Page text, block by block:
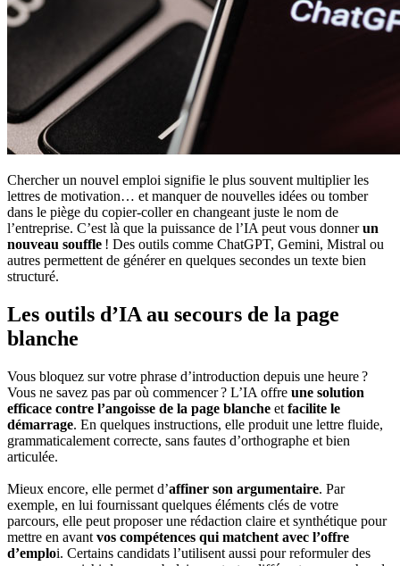
Chercher un nouvel emploi signifie le plus souvent multiplier les
lettres de motivation… et manquer de nouvelles idées ou tomber
dans le piège du copier-coller en changeant juste le nom de
l’entreprise. C’est là que la puissance de l’IA peut vous donnerun
nouveau souffle ! Des outils comme ChatGPT, Gemini, Mistral ou
autres permettent de générer en quelques secondes un texte bien
structuré.
Les outils d’IA au secours de la page
blanche
Vous bloquez sur votre phrase d’introduction depuis une heure ?
Vous ne savez pas par où commencer ? L’IA offre une solution
efficace contre l’angoisse de la page blanche et facilite le
démarrage. En quelques instructions, elle produit une lettre fluide,
grammaticalement correcte, sans fautes d’orthographe et bien
articulée.
Mieux encore, elle permet d’affiner son argumentaire. Par
exemple, en lui fournissant quelques éléments clés de votre
parcours, elle peut proposer une rédaction claire et synthétique pour
mettre en avant vos compétences qui matchent avec l’offre
d’emploi. Certains candidats l’utilisent aussi pour reformuler des